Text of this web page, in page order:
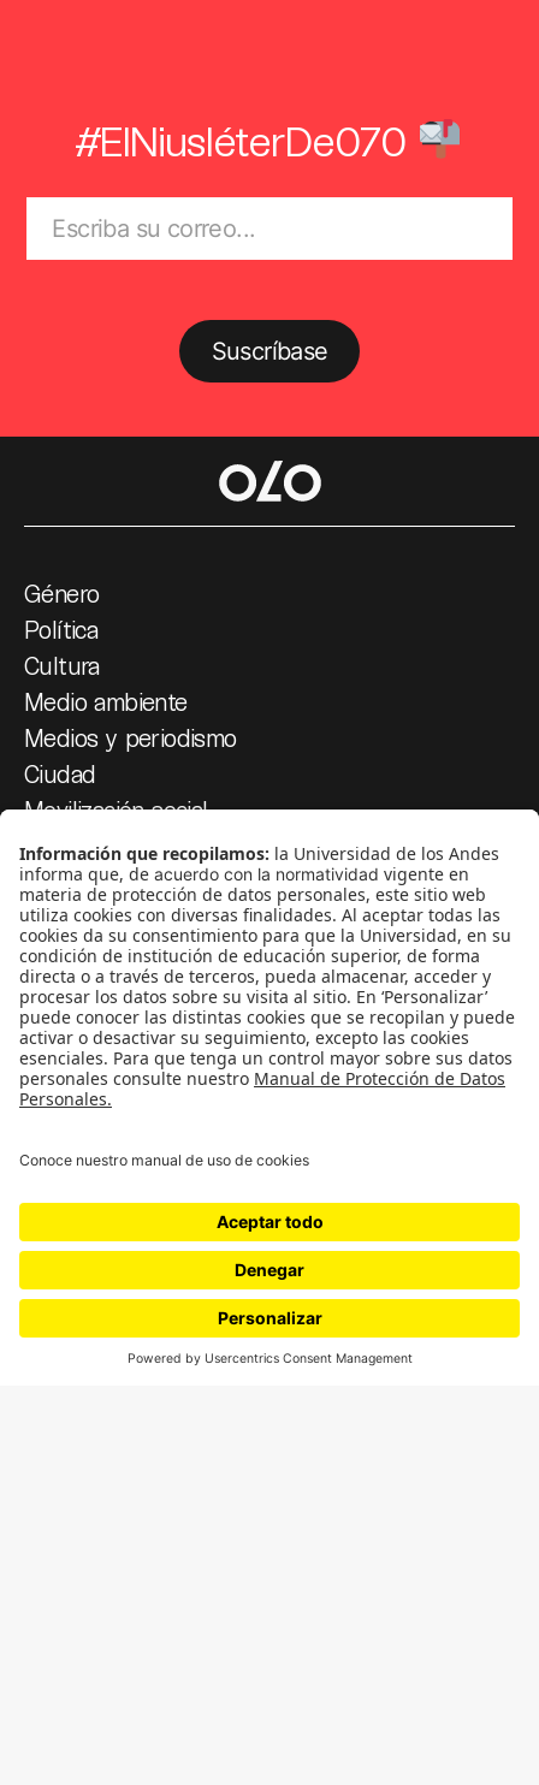
#ElNiusléterDe070
Suscríbase
Género
Política
Cultura
Medio ambiente
Medios y periodismo
Ciudad
Movilización social
¿Quiénes somos?
Podcasts
Ediciones especiales
Proyectos 070
SÍGUENOS
¿Quieres escribir en 070?
cerosetenta@uniandes.edu.co